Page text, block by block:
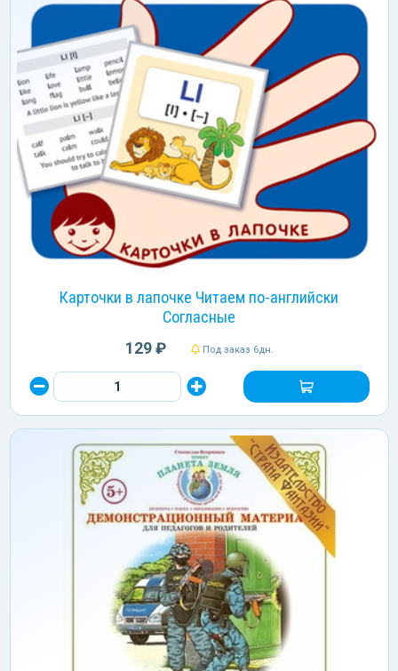
Карточки в лапочке Читаем по-английски
Согласные
129 ₽ Под заказ 6дн.